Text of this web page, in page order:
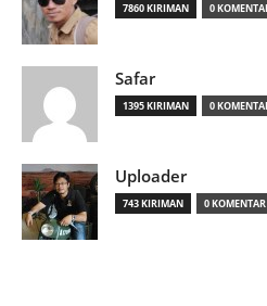
7860 KIRIMAN 0
Safar
1395 KIRIMAN 0
Uploader
743 KIRIMAN 0 KOMENTAR